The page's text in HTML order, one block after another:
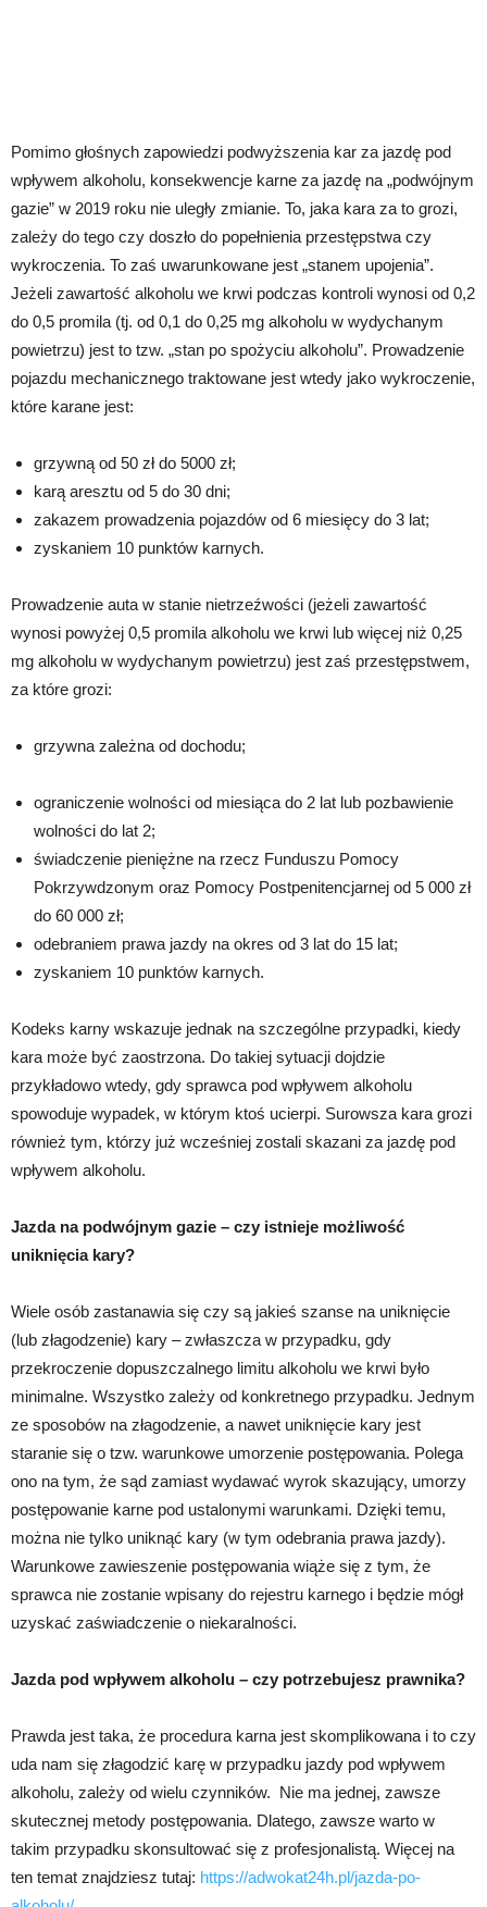
Pomimo głośnych zapowiedzi podwyższenia kar za jazdę pod
wpływem alkoholu, konsekwencje karne za jazdę na „podwójnym
gazie” w 2019 roku nie uległy zmianie. To, jaka kara za to grozi,
zależy do tego czy doszło do popełnienia przestępstwa czy
wykroczenia. To zaś uwarunkowane jest „stanem upojenia”.
Jeżeli zawartość alkoholu we krwi podczas kontroli wynosi od 0,2
do 0,5 promila (tj. od 0,1 do 0,25 mg alkoholu w wydychanym
powietrzu) jest to tzw. „stan po spożyciu alkoholu”. Prowadzenie
pojazdu mechanicznego traktowane jest wtedy jako wykroczenie,
które karane jest:
grzywną od 50 zł do 5000 zł;
karą aresztu od 5 do 30 dni;
zakazem prowadzenia pojazdów od 6 miesięcy do 3 lat;
zyskaniem 10 punktów karnych.
Prowadzenie auta w stanie nietrzeźwości (jeżeli zawartość
wynosi powyżej 0,5 promila alkoholu we krwi lub więcej niż 0,25
mg alkoholu w wydychanym powietrzu) jest zaś przestępstwem,
za które grozi:
grzywna zależna od dochodu;
ograniczenie wolności od miesiąca do 2 lat lub pozbawienie
wolności do lat 2;
świadczenie pieniężne na rzecz Funduszu Pomocy
Pokrzywdzonym oraz Pomocy Postpenitencjarnej od 5 000 zł
do 60 000 zł;
odebraniem prawa jazdy na okres od 3 lat do 15 lat;
zyskaniem 10 punktów karnych.
Kodeks karny wskazuje jednak na szczególne przypadki, kiedy
kara może być zaostrzona. Do takiej sytuacji dojdzie
przykładowo wtedy, gdy sprawca pod wpływem alkoholu
spowoduje wypadek, w którym ktoś ucierpi. Surowsza kara grozi
również tym, którzy już wcześniej zostali skazani za jazdę pod
wpływem alkoholu.
Jazda na podwójnym gazie – czy istnieje możliwość
uniknięcia kary?
Wiele osób zastanawia się czy są jakieś szanse na uniknięcie
(lub złagodzenie) kary – zwłaszcza w przypadku, gdy
przekroczenie dopuszczalnego limitu alkoholu we krwi było
minimalne. Wszystko zależy od konkretnego przypadku. Jednym
ze sposobów na złagodzenie, a nawet uniknięcie kary jest
staranie się o tzw. warunkowe umorzenie postępowania. Polega
ono na tym, że sąd zamiast wydawać wyrok skazujący, umorzy
postępowanie karne pod ustalonymi warunkami. Dzięki temu,
można nie tylko uniknąć kary (w tym odebrania prawa jazdy).
Warunkowe zawieszenie postępowania wiąże się z tym, że
sprawca nie zostanie wpisany do rejestru karnego i będzie mógł
uzyskać zaświadczenie o niekaralności.
Jazda pod wpływem alkoholu – czy potrzebujesz prawnika?
Prawda jest taka, że procedura karna jest skomplikowana i to czy
uda nam się złagodzić karę w przypadku jazdy pod wpływem
alkoholu, zależy od wielu czynników. Nie ma jednej, zawsze
skutecznej metody postępowania. Dlatego, zawsze warto w
takim przypadku skonsultować się z profesjonalistą. Więcej na
ten temat znajdziesz tutaj: https://adwokat24h.pl/jazda-po-